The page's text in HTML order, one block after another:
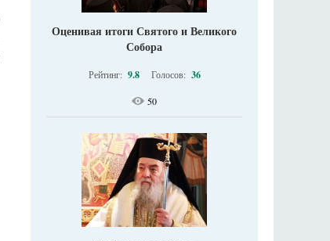
Оценивая итоги Святого и Великого
Собора
Рейтинг: 9.8 Голосов: 36
50